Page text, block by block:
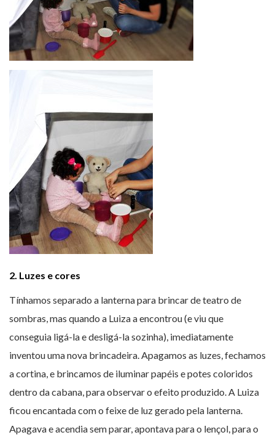
2. Luzes e cores
Tínhamos separado a lanterna para brincar de teatro de
sombras, mas quando a Luiza a encontrou (e viu que
conseguia ligá-la e desligá-la sozinha), imediatamente
inventou uma nova brincadeira. Apagamos as luzes, fechamos
a cortina, e brincamos de iluminar papéis e potes coloridos
dentro da cabana, para observar o efeito produzido. A Luiza
ficou encantada com o feixe de luz gerado pela lanterna.
Apagava e acendia sem parar, apontava para o lençol, para o